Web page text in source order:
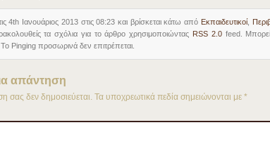
4th Ιανουάριος 2013 στις 08:23 και βρίσκεται κάτω από Eκπαιδευτικοί,
τα σχόλια για το άρθρο χρησιμοποιώντας RSS 2.0feed.
Pinging προσωρινά δεν επιτρέπεται.
απάντηση
σας δεν δημοσιεύεται. Τα υποχρεωτικά πεδία σημειώνονται με *